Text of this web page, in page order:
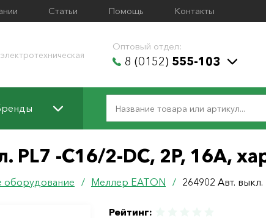
Статьи Помощь Контакты
Оптовый отдел:
8 (0152) 555-103
PL7 -С16/2-DC, 2P, 16A,
оборудование / Меллер ЕАТОN / 264902 Авт.
Рейтинг: